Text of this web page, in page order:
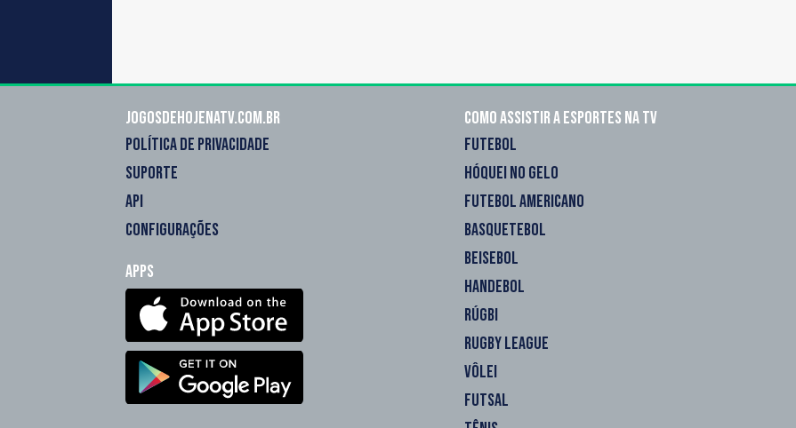
Jogosdehojenatv.com.br
POLÍTICA DE PRIVACIDADE
SUPORTE
API
CONFIGURAÇÕES
Apps
Como assistir a esportes na TV
FUTEBOL
HÓQUEI NO GELO
FUTEBOL AMERICANO
BASQUETEBOL
BEISEBOL
HANDEBOL
RÚGBI
RUGBY LEAGUE
VÔLEI
FUTSAL